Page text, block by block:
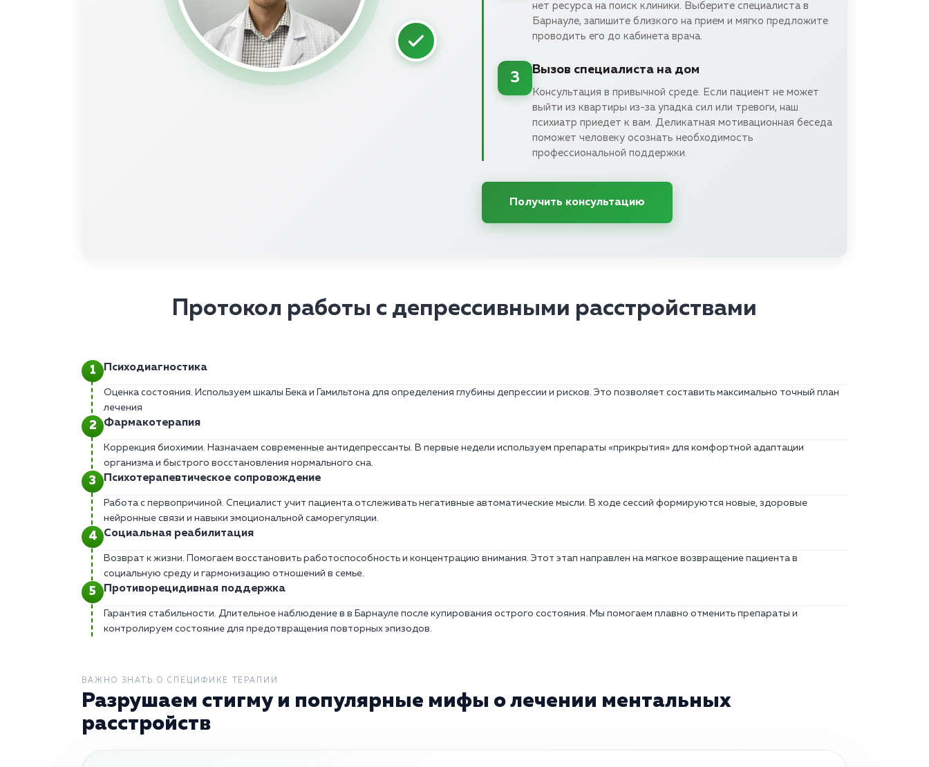
нет ресурса на поиск клиники. Выберите специалиста в
Барнауле, запишите близкого на прием и мягко предложите
проводить его до кабинета врача.
3
Вызов специалиста на дом
Консультация в привычной среде. Если пациент не может
выйти из квартиры из-за упадка сил или тревоги, наш
психиатр приедет к вам. Деликатная мотивационная беседа
поможет человеку осознать необходимость
профессиональной поддержки.
Получить консультацию
Протокол работы с депрессивными расстройствами
Психодиагностика
Оценка состояния. Используем шкалы Бека и Гамильтона для определения глубины депрессии и рисков. Это позволяет составить максимально точный план
лечения
Фармакотерапия
Коррекция биохимии. Назначаем современные антидепрессанты. В первые недели используем препараты «прикрытия» для комфортной адаптации
организма и быстрого восстановления нормального сна.
Психотерапевтическое сопровождение
Работа с первопричиной. Специалист учит пациента отслеживать негативные автоматические мысли. В ходе сессий формируются новые, здоровые
нейронные связи и навыки эмоциональной саморегуляции.
Социальная реабилитация
Возврат к жизни. Помогаем восстановить работоспособность и концентрацию внимания. Этот этап направлен на мягкое возвращение пациента в
социальную среду и гармонизацию отношений в семье.
Противорецидивная поддержка
Гарантия стабильности. Длительное наблюдение в в Барнауле после купирования острого состояния. Мы помогаем плавно отменить препараты и
контролируем состояние для предотвращения повторных эпизодов.
ВАЖНО ЗНАТЬ О СПЕЦИФИКЕ ТЕРАПИИ
Разрушаем стигму и популярные мифы о лечении ментальных
расстройств